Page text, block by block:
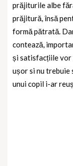
prăjiturile albe
prăjitură, însă
formă pătrată.
contează,
și satisfacțiile vor
ușor si nu trebuie
unui copil i-ar